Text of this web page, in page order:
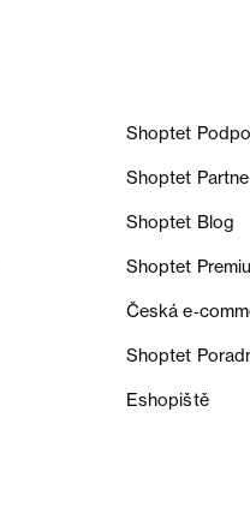
Shoptet
Shoptet
Shoptet Blog
Shoptet
Česká
Shoptet
Eshopiště